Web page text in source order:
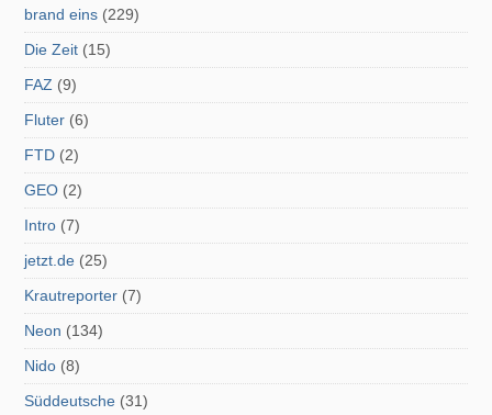
brand eins (229)
Die Zeit (15)
FAZ (9)
Fluter (6)
FTD (2)
GEO (2)
Intro (7)
jetzt.de (25)
Krautreporter (7)
Neon (134)
Nido (8)
Süddeutsche (31)